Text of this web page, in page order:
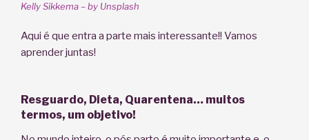
Kelly Sikkema – by Unsplash
Aqui é que entra a parte mais interessante!! Vamos
aprender juntas!
Resguardo, Dieta, Quarentena… muitos
termos, um objetivo!